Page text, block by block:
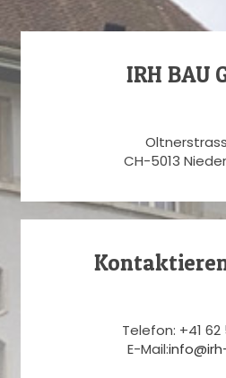
IRH BAU
CH-5013
Telefon: +41 62
E-Mail: